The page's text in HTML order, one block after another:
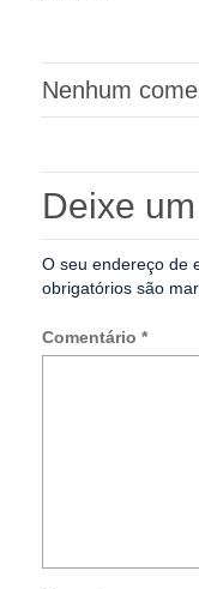
Nenhum
Deixe
O seu endereço de
obrigatórios são
Comentário *